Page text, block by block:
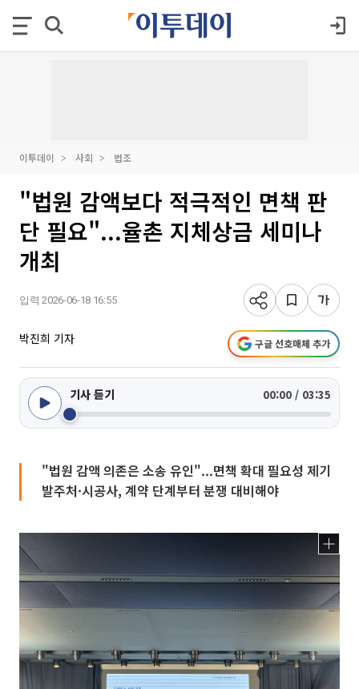
이투데이 사회 법조
"법원 감액보다 적극적인 면책 판
단 필요"...율촌 지체상금 세미나
개최
입력 2026-06-18 16:55
박진희 기자 구글 선호매체 추가
기사 듣기 00:00 / 03:35
"법원 감액 의존은 소송 유인"...면책 확대 필요성 제기
발주처·시공사, 계약 단계부터 분쟁 대비해야